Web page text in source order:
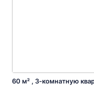
60 м² , 3-комнатную